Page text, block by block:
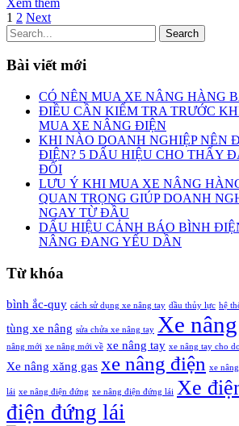
1 2 Next
Search
Bài viết mới
CÓ NÊN MUA XE NÂNG HÀNG
ĐIỀU CẦN KIỂM TRA TRƯỚC
MUA XE NÂNG ĐIỆN
KHI NÀO DOANH NGHIỆP NÊN
ĐIỆN? 5 DẤU HIỆU CHO THẤY
ĐỔI
LƯU Ý KHI MUA XE NÂNG
QUAN TRỌNG GIÚP DOANH
NGAY TỪ ĐẦU
DẤU HIỆU CẢNH BÁO BÌNH
NÂNG ĐANG YẾU DẦN
Từ khóa
bình ắc-quy cách sử dụng xe nâng tay dầu thủy lực hệ
tùng xe nâng sửa chửa xe nâng tay Xe
nâng mới xe nâng mới về xe nâng tay xe nâng tay cho
Xe nâng xăng gas xe nâng điện xe
lái xe nâng điện đứng xe nâng điện đứng lái Xe
điện đứng lái